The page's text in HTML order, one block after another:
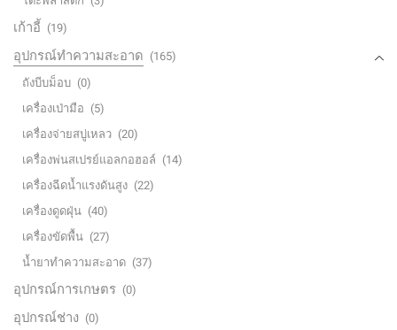
เก้าอี้ (19)
อุปกรณ์ทำความสะอาด (165)
ถังบีบม็อบ (0)
เครื่องเป่ามือ (5)
เครื่องจ่ายสบู่เหลว (20)
เครื่องพ่นสเปรย์แอลกอฮอล์ (14)
เครื่องฉีดน้ำแรงดันสูง (22)
เครื่องดูดฝุ่น (40)
เครื่องขัดพื้น (27)
น้ำยาทำความสะอาด (37)
อุปกรณ์การเกษตร (0)
อุปกรณ์ช่าง (0)